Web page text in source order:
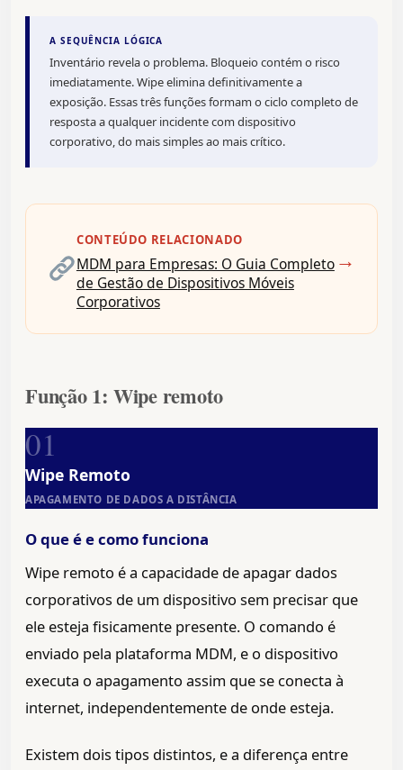
A SEQUÊNCIA LÓGICA
Inventário revela o problema. Bloqueio contém o risco
imediatamente. Wipe elimina definitivamente a
exposição. Essas três funções formam o ciclo completo de
resposta a qualquer incidente com dispositivo
corporativo, do mais simples ao mais crítico.
CONTEÚDO RELACIONADO
MDM para Empresas: O Guia Completo
de Gestão de Dispositivos Móveis
Corporativos
→
Função 1: Wipe remoto
01
Wipe Remoto
APAGAMENTO DE DADOS A DISTÂNCIA
O que é e como funciona
Wipe remoto é a capacidade de apagar dados
corporativos de um dispositivo sem precisar que
ele esteja fisicamente presente. O comando é
enviado pela plataforma MDM, e o dispositivo
executa o apagamento assim que se conecta à
internet, independentemente de onde esteja.
Existem dois tipos distintos, e a diferença entre